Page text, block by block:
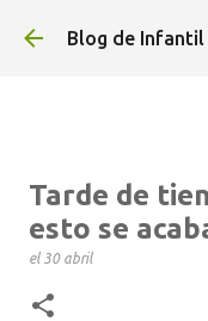
Ir al
Blog de Infantil
Tarde de
esto se
el 30 abril